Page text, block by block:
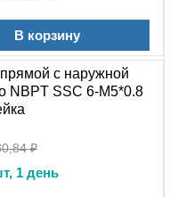
NBPT PC
В корзину
с наружной
NBPT SSC 6-М5*0.8
₽
1 день